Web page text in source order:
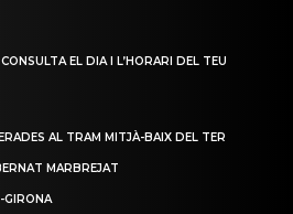
EL DIA I L’HORARI DEL TEU
AL TRAM MITJÀ-BAIX DEL TER
MARBREJAT
GIRONA